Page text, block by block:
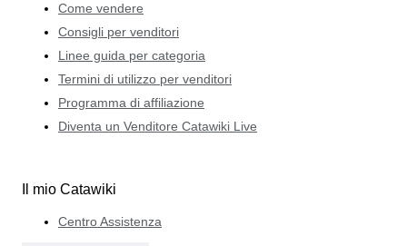
Come vendere
Consigli per venditori
Linee guida per categoria
Termini di utilizzo per venditori
Programma di affiliazione
Diventa un Venditore Catawiki Live
Il mio Catawiki
Centro Assistenza